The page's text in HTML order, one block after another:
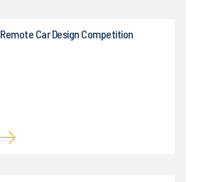
Remote Car Design Competition